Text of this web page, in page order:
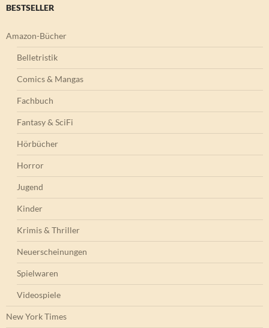
BESTSELLER
Amazon-Bücher
Belletristik
Comics & Mangas
Fachbuch
Fantasy & SciFi
Hörbücher
Horror
Jugend
Kinder
Krimis & Thriller
Neuerscheinungen
Spielwaren
Videospiele
New York Times